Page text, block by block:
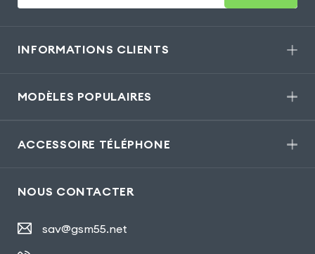
INFORMATIONS CLIENTS
MODÈLES POPULAIRES
ACCESSOIRE TÉLÉPHONE
NOUS CONTACTER
sav@gsm55.net